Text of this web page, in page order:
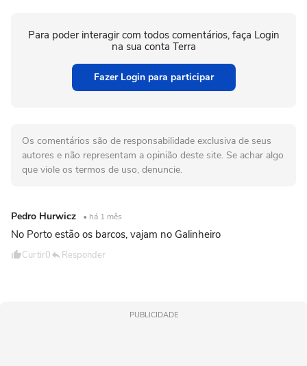
Para poder interagir com todos comentários, faça Login
na sua conta Terra
Fazer Login para participar
Os comentários são de responsabilidade exclusiva de seus
autores e não representam a opinião deste site. Se achar algo
que viole os termos de uso, denuncie.
Pedro Hurwicz • há 1 mês
No Porto estão os barcos, vajam no Galinheiro
Curtir0 Responder
PUBLICIDADE